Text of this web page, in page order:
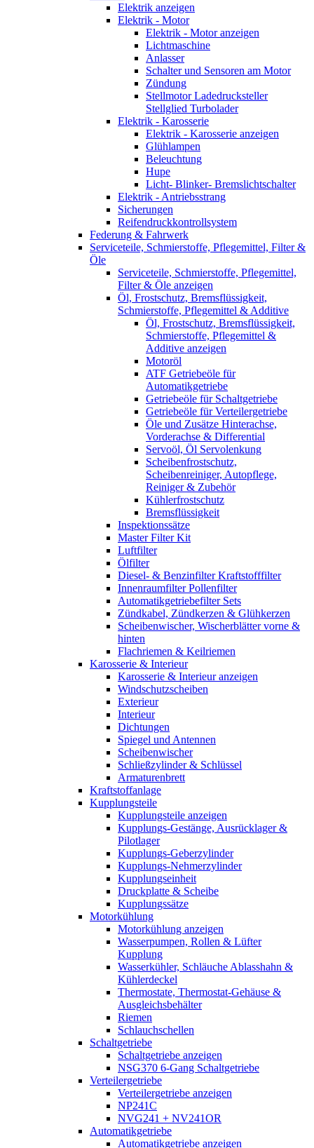
Elektrik anzeigen
Elektrik - Motor
Elektrik - Motor anzeigen
Lichtmaschine
Anlasser
Schalter und Sensoren am Motor
Zündung
Stellmotor Ladedrucksteller
Stellglied Turbolader
Elektrik - Karosserie
Elektrik - Karosserie anzeigen
Glühlampen
Beleuchtung
Hupe
Licht- Blinker- Bremslichtschalter
Elektrik - Antriebsstrang
Sicherungen
Reifendruckkontrollsystem
Federung & Fahrwerk
Serviceteile, Schmierstoffe, Pflegemittel, Filter &
Öle
Serviceteile, Schmierstoffe, Pflegemittel,
Filter & Öle anzeigen
Öl, Frostschutz, Bremsflüssigkeit,
Schmierstoffe, Pflegemittel & Additive
Öl, Frostschutz, Bremsflüssigkeit,
Schmierstoffe, Pflegemittel &
Additive anzeigen
Motoröl
ATF Getriebeöle für
Automatikgetriebe
Getriebeöle für Schaltgetriebe
Getriebeöle für Verteilergetriebe
Öle und Zusätze Hinterachse,
Vorderachse & Differential
Servoöl, Öl Servolenkung
Scheibenfrostschutz,
Scheibenreiniger, Autopflege,
Reiniger & Zubehör
Kühlerfrostschutz
Bremsflüssigkeit
Inspektionssätze
Master Filter Kit
Luftfilter
Ölfilter
Diesel- & Benzinfilter Kraftstofffilter
Innenraumfilter Pollenfilter
Automatikgetriebefilter Sets
Zündkabel, Zündkerzen & Glühkerzen
Scheibenwischer, Wischerblätter vorne &
hinten
Flachriemen & Keilriemen
Karosserie & Interieur
Karosserie & Interieur anzeigen
Windschutzscheiben
Exterieur
Interieur
Dichtungen
Spiegel und Antennen
Scheibenwischer
Schließzylinder & Schlüssel
Armaturenbrett
Kraftstoffanlage
Kupplungsteile
Kupplungsteile anzeigen
Kupplungs-Gestänge, Ausrücklager &
Pilotlager
Kupplungs-Geberzylinder
Kupplungs-Nehmerzylinder
Kupplungseinheit
Druckplatte & Scheibe
Kupplungssätze
Motorkühlung
Motorkühlung anzeigen
Wasserpumpen, Rollen & Lüfter
Kupplung
Wasserkühler, Schläuche Ablasshahn &
Kühlerdeckel
Thermostate, Thermostat-Gehäuse &
Ausgleichsbehälter
Riemen
Schlauchschellen
Schaltgetriebe
Schaltgetriebe anzeigen
NSG370 6-Gang Schaltgetriebe
Verteilergetriebe
Verteilergetriebe anzeigen
NP241C
NVG241 + NV241OR
Automatikgetriebe
Automatikgetriebe anzeigen